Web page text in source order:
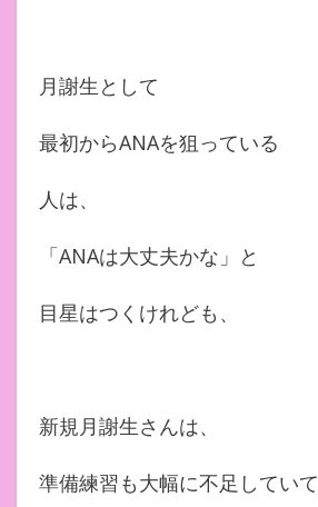
月謝生として
最初からANAを狙っている
人は、
「ANAは大丈夫かな」と
目星はつくけれども、
新規月謝生さんは、
準備練習も大幅に不足していて